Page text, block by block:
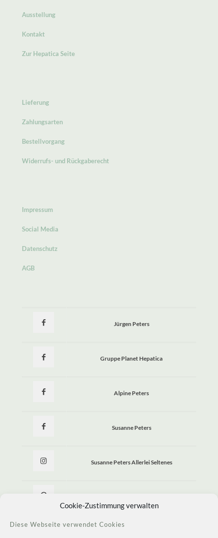
Cookie-Zustimmung verwalten
Diese Webseite verwendet Cookies
Ausstellung
Kontakt
Zur Hepatica Seite
Lieferung
Zahlungsarten
Bestellvorgang
Widerrufs- und Rückgaberecht
Impressum
Social Media
Datenschutz
AGB
Jürgen Peters
Gruppe Planet Hepatica
Alpine Peters
Susanne Peters
Susanne Peters Allerlei Seltenes